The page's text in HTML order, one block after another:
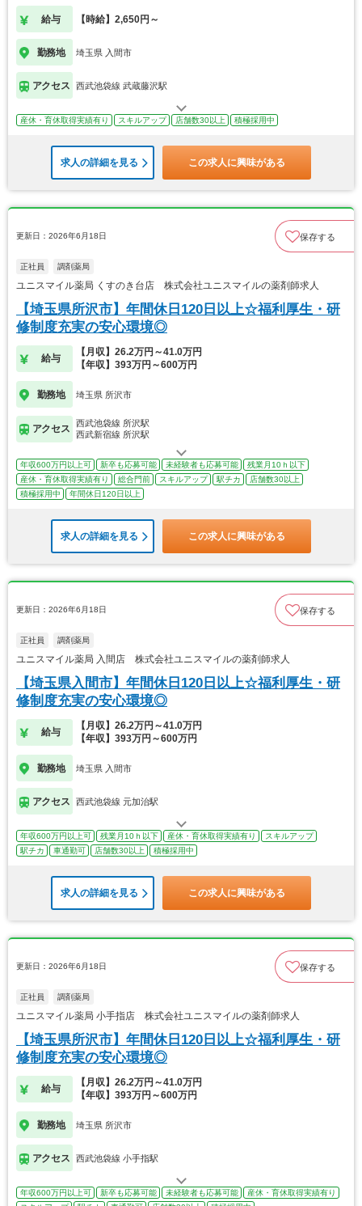
給与 【時給】2,650円～
勤務地 埼玉県 入間市
アクセス 西武池袋線 武蔵藤沢駅
産休・育休取得実績有り スキルアップ 店舗数30以上 積極採用中
求人の詳細を見る この求人に興味がある
更新日：2026年6月18日 保存する
正社員 調剤薬局
ユニスマイル薬局 くすのき台店 株式会社ユニスマイルの薬剤師求人
【埼玉県所沢市】年間休日120日以上☆福利厚生・研
修制度充実の安心環境◎
給与
【月収】26.2万円～41.0万円
【年収】393万円～600万円
勤務地 埼玉県 所沢市
アクセス
西武池袋線 所沢駅
西武新宿線 所沢駅
年収600万円以上可 新卒も応募可能 未経験者も応募可能
残業月10ｈ以下
産休・育休取得実績有り
総合門前 スキルアップ 駅チカ
店舗数30以上
積極採用中
年間休日120日以上
求人の詳細を見る この求人に興味がある
更新日：2026年6月18日 保存する
正社員 調剤薬局
ユニスマイル薬局 入間店 株式会社ユニスマイルの薬剤師求人
【埼玉県入間市】年間休日120日以上☆福利厚生・研
修制度充実の安心環境◎
給与
【月収】26.2万円～41.0万円
【年収】393万円～600万円
勤務地 埼玉県 入間市
アクセス 西武池袋線 元加治駅
年収600万円以上可 残業月10ｈ以下 産休・育休取得実績有り
スキルアップ
駅チカ
車通勤可 店舗数30以上 積極採用中
求人の詳細を見る この求人に興味がある
更新日：2026年6月18日 保存する
正社員 調剤薬局
ユニスマイル薬局 小手指店 株式会社ユニスマイルの薬剤師求人
【埼玉県所沢市】年間休日120日以上☆福利厚生・研
修制度充実の安心環境◎
給与
【月収】26.2万円～41.0万円
【年収】393万円～600万円
勤務地 埼玉県 所沢市
アクセス 西武池袋線 小手指駅
年収600万円以上可 新卒も応募可能 未経験者も応募可能
産休・育休取得実績有り